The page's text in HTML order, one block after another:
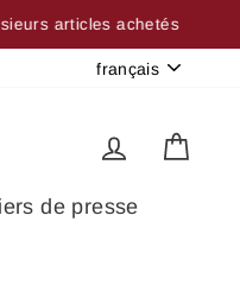
Langue
français
Se
de presse